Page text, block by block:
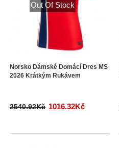
Out Of Stock
Norsko Dámské Domácí Dres MS
2026 Krátkým Rukávem
2540.92Kč 1016.32Kč